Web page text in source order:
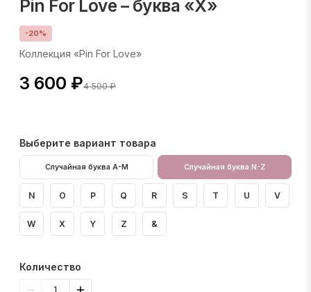
Pin For Love – буква «X»
-20%
Коллекция «Pin For Love»
3 600 ₽4 500 ₽
Выберите вариант товара
Случайная буква A-M Случайная буква N-Z
N O P Q R S T U V
W X Y Z &
Количество